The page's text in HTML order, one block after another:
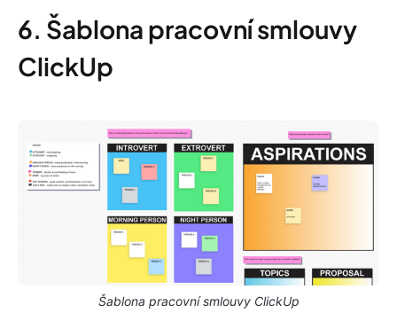
6. Šablona pracovní smlouvy
ClickUp
Šablona pracovní smlouvy ClickUp